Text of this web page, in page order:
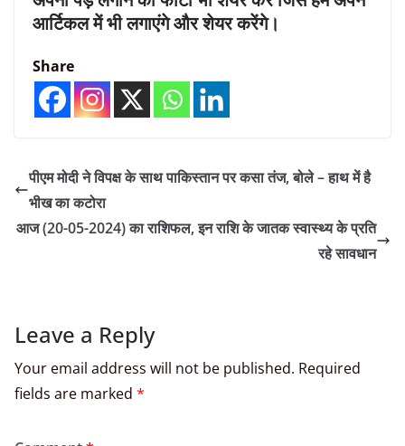
आर्टिकल में भी लगाएंगे और शेयर करेंगे।
Share
पीएम मोदी ने विपक्ष के साथ पाकिस्तान पर कसा तंज, बोले – हाथ में है
भीख का कटोरा
आज (20-05-2024) का राशिफल, इन राशि के जातक स्वास्थ्य के प्रति
रहे सावधान
Leave a Reply
Your email address will not be published. Required
fields are marked *